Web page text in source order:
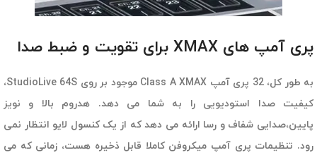
پری آمپ های XMAX برای تقویت و ضبط صدا
به طور کل، 32 پری آمپ Class A XMAX موجود بر روی StudioLive 64S،
کیفیت صدا استودیویی را به شما می دهد. هدروم بالا و نویز
پایین،صدایی شفاف و رسا ارائه می دهد که از یک کنسول لایو انتظار نمی
رود. تنظیمات پری آمپ میکروفن کاملا قابل ذخیره هست، زمانی که می